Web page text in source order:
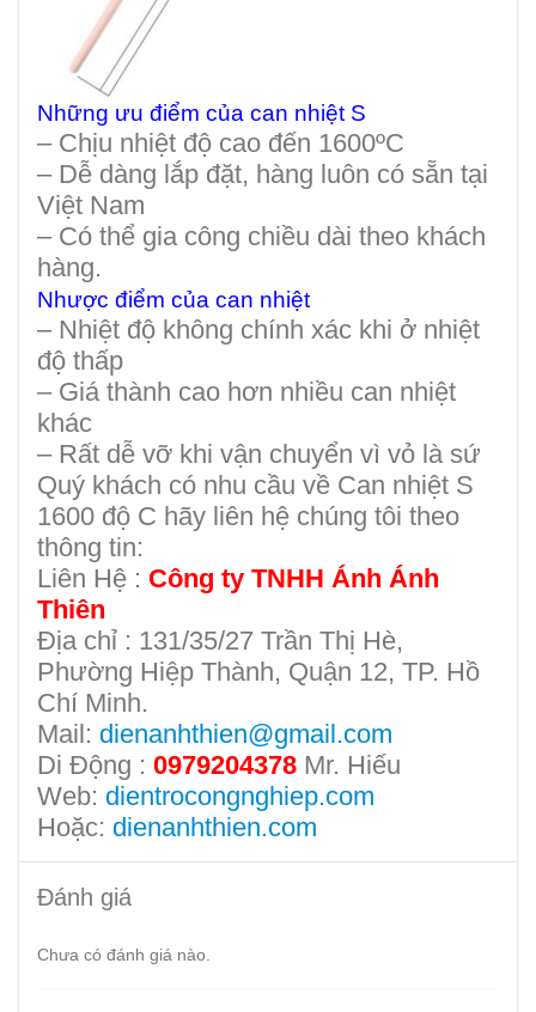
Những ưu điểm của can nhiệt S
– Chịu nhiệt độ cao đến 1600ºC
– Dễ dàng lắp đặt, hàng luôn có sẵn tại
Việt Nam
– Có thể gia công chiều dài theo khách
hàng.
Nhược điểm của can nhiệt
– Nhiệt độ không chính xác khi ở nhiệt
độ thấp
– Giá thành cao hơn nhiều can nhiệt
khác
– Rất dễ vỡ khi vận chuyển vì vỏ là sứ
Quý khách có nhu cầu về Can nhiệt S
1600 độ C hãy liên hệ chúng tôi theo
thông tin:
Liên Hệ : Công ty TNHH Ánh Ánh
Thiên
Địa chỉ : 131/35/27 Trần Thị Hè,
Phường Hiệp Thành, Quận 12, TP. Hồ
Chí Minh.
Mail: dienanhthien@gmail.com
Di Động : 0979204378 Mr. Hiếu
Web: dientrocongnghiep.com
Hoặc: dienanhthien.com
Đánh giá
Chưa có đánh giá nào.